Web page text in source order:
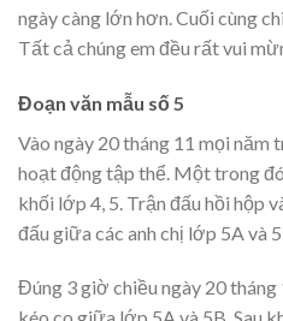
ngày càng lớn hơn. Cuối cùng
Tất cả chúng em đều rất vui
Đoạn văn mẫu số 5
Vào ngày 20 tháng 11 mọi
hoạt động tập thể. Một trong
khối lớp 4, 5. Trận đấu hồi hộp
đấu giữa các anh chị lớp 5A và
Đúng 3 giờ chiều ngày 20